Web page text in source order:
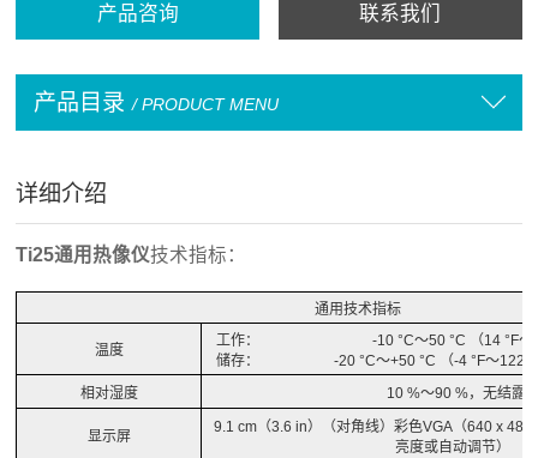
产品咨询 联系我们
产品目录 / PRODUCT MENU
详细介绍
Ti25通用热像仪技术指标：
通用技术指标
温度
工作： -10 °C～50 °C （14 °F～
储存：
-20 °C～+50 °C （-4 °F～122
相对湿度
10 %～90 %，无结露
显示屏
9.1 cm（3.6 in）（对角线）彩色VGA（640 x 480
亮度或自动调节）